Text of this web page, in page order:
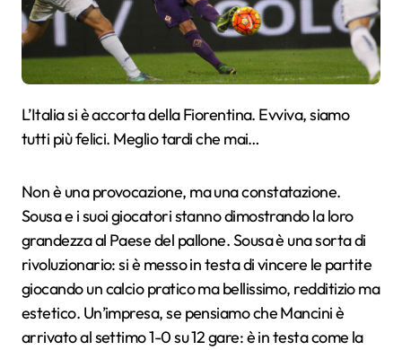
L’Italia si è accorta della Fiorentina. Evviva, siamo
tutti più felici. Meglio tardi che mai…
Non è una provocazione, ma una constatazione.
Sousa e i suoi giocatori stanno dimostrando la loro
grandezza al Paese del pallone. Sousa è una sorta di
rivoluzionario: si è messo in testa di vincere le partite
giocando un calcio pratico ma bellissimo, redditizio ma
estetico. Un’impresa, se pensiamo che Mancini è
arrivato al settimo 1-0 su 12 gare: è in testa come la